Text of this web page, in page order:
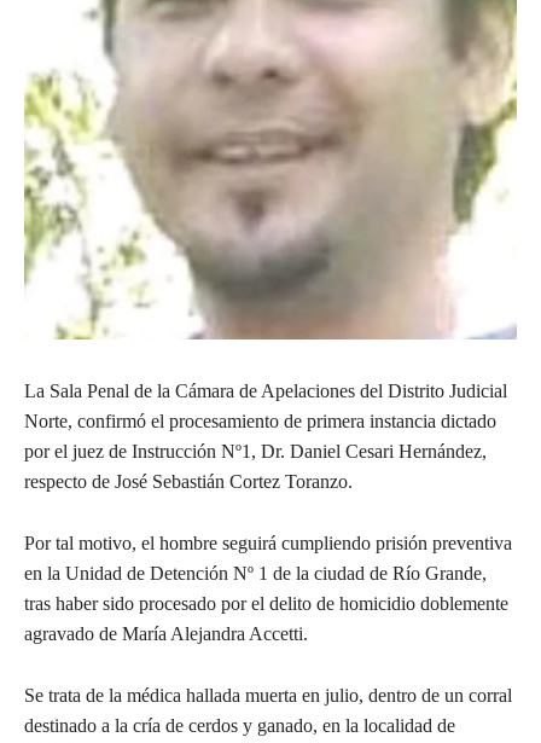
La Sala Penal de la Cámara de Apelaciones del Distrito Judicial
Norte, confirmó el procesamiento de primera instancia dictado
por el juez de Instrucción Nº1, Dr. Daniel Cesari Hernández,
respecto de José Sebastián Cortez Toranzo.
Por tal motivo, el hombre seguirá cumpliendo prisión preventiva
en la Unidad de Detención Nº 1 de la ciudad de Río Grande,
tras haber sido procesado por el delito de homicidio doblemente
agravado de María Alejandra Accetti.
Se trata de la médica hallada muerta en julio, dentro de un corral
destinado a la cría de cerdos y ganado, en la localidad de